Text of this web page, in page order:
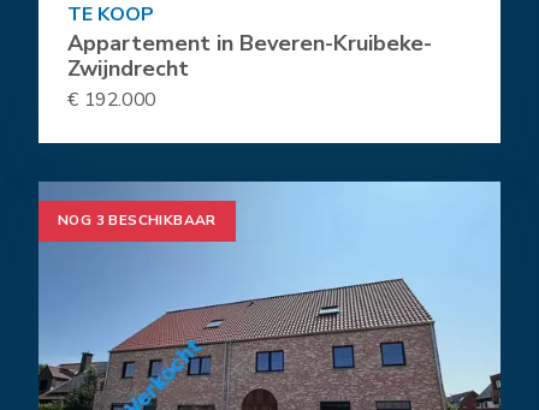
TE KOOP
Appartement in Beveren-Kruibeke-
Zwijndrecht
€ 192.000
NOG 3 BESCHIKBAAR